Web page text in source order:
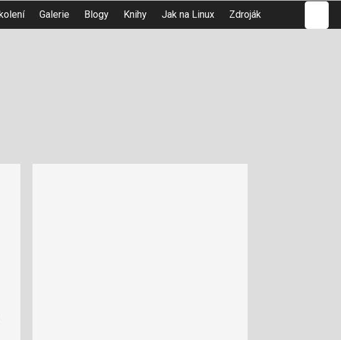
Galerie Blogy Knihy Jak na Linux Zdroják